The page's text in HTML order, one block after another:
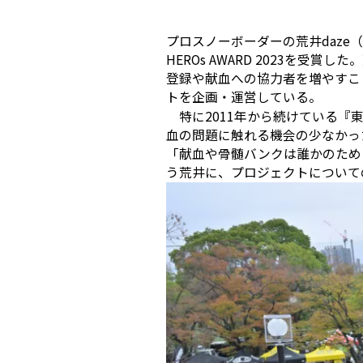
プロスノーボーダーの荒井daze
HEROs AWARD 2023を受賞し
登録や献血への協力者を増やす
トを企画・運営している。
特に2011年から続けている『
血の問題に触れる機会の少なか
「献血や骨髄バンクは誰かのた
う荒井に、プロジェクトについ